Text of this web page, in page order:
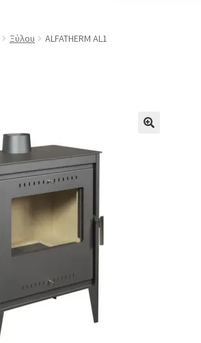
Ξύλου ALFATHERM AL1